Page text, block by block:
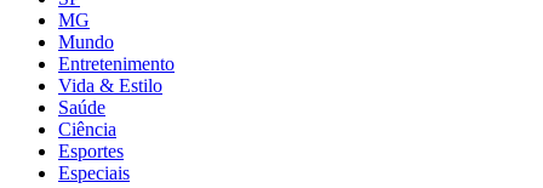
MG
Mundo
Entretenimento
Vida & Estilo
Saúde
Ciência
Esportes
Especiais